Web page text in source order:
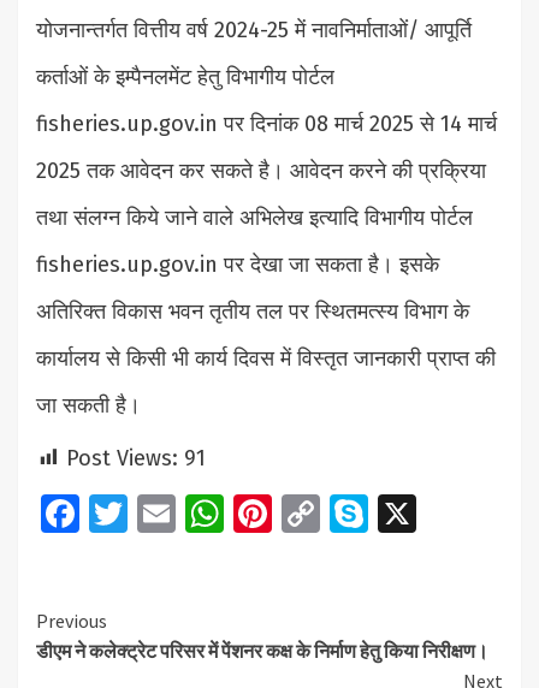
योजनान्तर्गत वित्तीय वर्ष 2024-25 में नावनिर्माताओं/ आपूर्ति
कर्ताओं के इम्पैनलमेंट हेतु विभागीय पोर्टल
fisheries.up.gov.in पर दिनांक 08 मार्च 2025 से 14 मार्च
2025 तक आवेदन कर सकते है। आवेदन करने की प्रक्रिया
तथा संलग्न किये जाने वाले अभिलेख इत्यादि विभागीय पोर्टल
fisheries.up.gov.in पर देखा जा सकता है। इसके
अतिरिक्त विकास भवन तृतीय तल पर स्थितमत्स्य विभाग के
कार्यालय से किसी भी कार्य दिवस में विस्तृत जानकारी प्राप्त की
जा सकती है।
Post Views: 91
Facebook
Twitter
EmailWhatsApp
Pinterest
CopySkype
Continue
Reading
Previous
डीएम ने कलेक्ट्रेट परिसर में पेंशनर कक्ष के निर्माण हेतु किया निरीक्षण।
Next